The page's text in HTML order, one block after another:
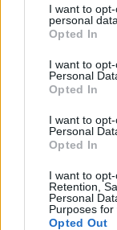
I want to
personal data.
Opted In
I want to
Personal
Opted In
I want to
Personal
Opted In
I want to
Retention,
Personal
Purposes for
Opted Out
Priemer:
Pre tento
Pre